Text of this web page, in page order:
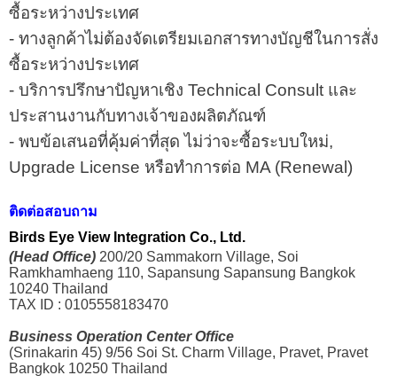
ซื้อระหว่างประเทศ
- ทางลูกค้าไม่ต้องจัดเตรียมเอกสารทางบัญชีในการสั่ง
ซื้อระหว่างประเทศ
- บริการปรึกษาปัญหาเชิง Technical Consult และ
ประสานงานกับทางเจ้าของผลิตภัณฑ์
- พบข้อเสนอที่คุ้มค่าที่สุด ไม่ว่าจะซื้อระบบใหม่,
Upgrade License หรือทำการต่อ MA (Renewal)
ติดต่อสอบถาม
Birds Eye View Integration Co., Ltd.
(Head Office) 200/20 Sammakorn Village, Soi
Ramkhamhaeng 110, Sapansung Sapansung Bangkok
10240 Thailand
TAX ID : 0105558183470
Business Operation Center Office
(Srinakarin 45) 9/56 Soi St. Charm Village, Pravet, Pravet
Bangkok 10250 Thailand